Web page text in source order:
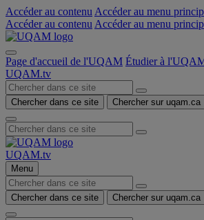
Accéder au contenu Accéder au menu
Accéder au contenu Accéder au menu
Page d'accueil de l'UQAM Étudier à
UQAM.tv
Chercher dans ce site Chercher sur uqam.ca
UQAM.tv
Menu
Chercher dans ce site Chercher sur uqam.ca